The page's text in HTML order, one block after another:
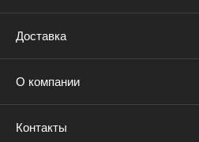
Доставка
О компании
Контакты